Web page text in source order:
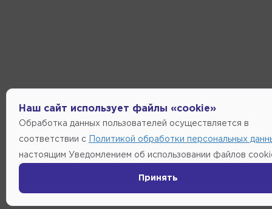
Наш сайт использует файлы «cookie»
Обработка данных пользователей осуществляется в
соответствии с Политикой обработки персональных
настоящим Уведомлением об использовании файлов
Принять